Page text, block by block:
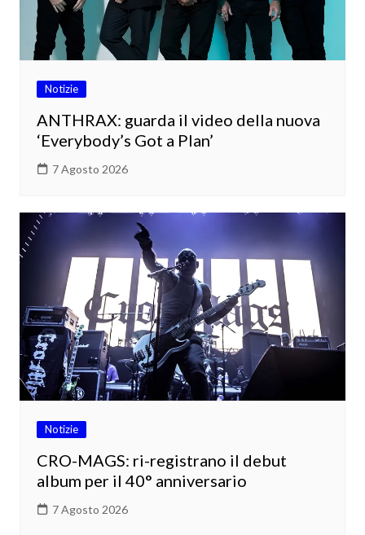
Notizie
ANTHRAX: guarda il video della nuova
‘Everybody’s Got a Plan’
7 Agosto 2026
Notizie
CRO-MAGS: ri-registrano il debut
album per il 40° anniversario
7 Agosto 2026